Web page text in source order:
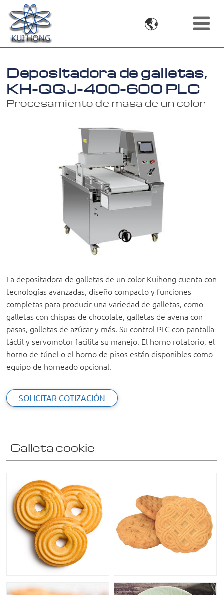

Depositadora de galletas,
KH-QQJ-400-600 PLC
Procesamiento de masa de un color
La depositadora de galletas de un color Kuihong cuenta con
tecnologías avanzadas, diseño compacto y funciones
completas para producir una variedad de galletas, como
galletas con chispas de chocolate, galletas de avena con
pasas, galletas de azúcar y más. Su control PLC con pantalla
táctil y servomotor facilita su manejo. El horno rotatorio, el
horno de túnel o el horno de pisos están disponibles como
equipo de horneado opcional.
SOLICITAR COTIZACIÓN
Galleta cookie